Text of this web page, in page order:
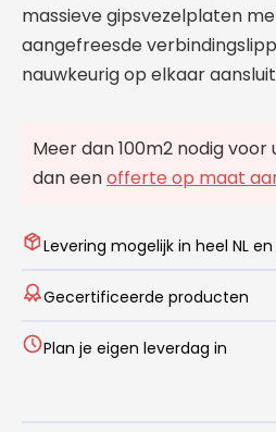
massieve gipsvezelplaten
aangefreesde
nauwkeurig op elkaar
Meer dan 100m2 nodig
dan eenofferte op maat
Levering mogelijk in heel NL en
Gecertificeerde producten
Plan je eigen leverdag in